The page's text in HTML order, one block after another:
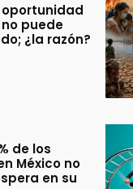
oportunidad
puede
¿la razón?
de los
México no
en su